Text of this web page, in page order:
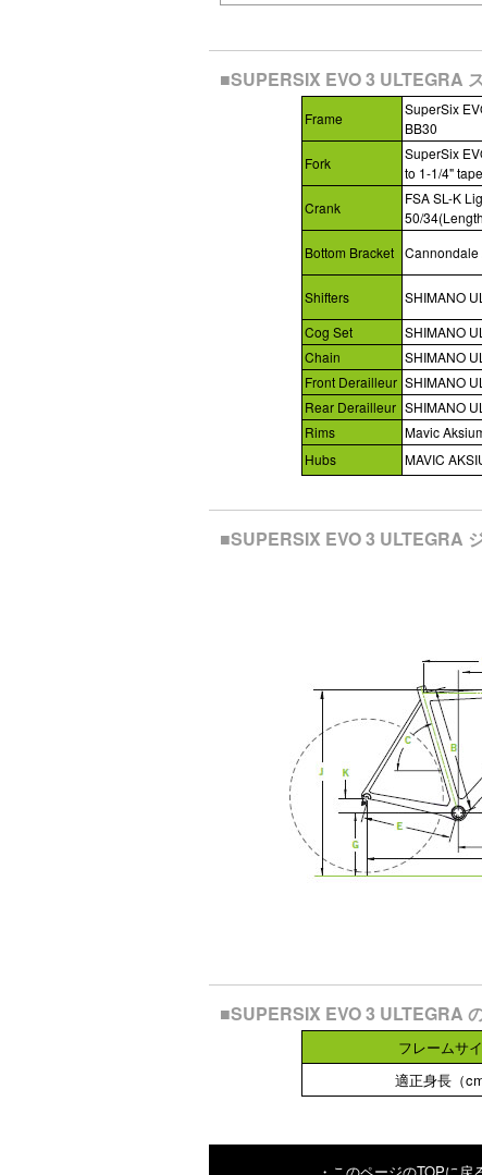
■SUPERSIX EVO 3 ULTEGRA
Frame
SuperSix
BB30
Fork
SuperSix
to 1-1/4"
Crank
FSA SL-K
50/
Bottom Bracket Cannondale
Shifters
SHIMANO
Cog Set
SHIMANO
Chain
SHIMANO
Front Derailleur SHIMANO
Rear Derailleur SHIMANO
Rims
Mavic
Hubs
MAVIC
■SUPERSIX EVO 3 ULTEGRA
■SUPERSIX EVO 3 ULTEGRA
フレームサ
適正身長（cm